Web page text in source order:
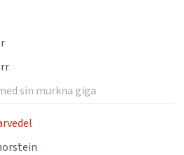
sin murkna giga